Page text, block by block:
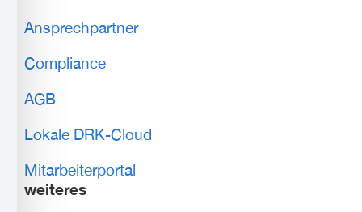
Ansprechpartner
Compliance
AGB
Lokale DRK-Cloud
Mitarbeiterportal
weiteres